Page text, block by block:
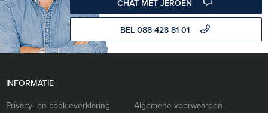
CHAT MET JEROEN
BEL 088 428 81 01
INFORMATIE
Privacy- en cookieverklaring
Algemene voorwaarden